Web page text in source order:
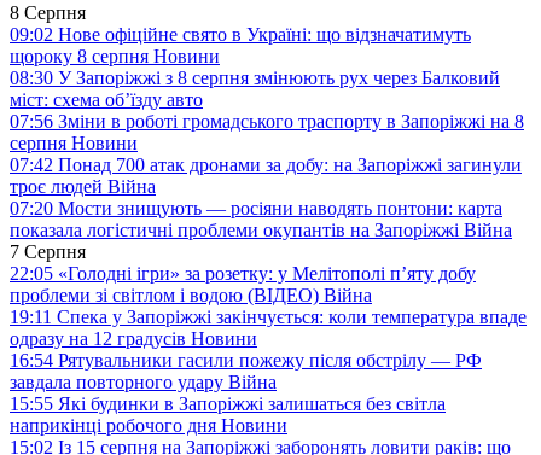
8 Серпня
09:02 Нове офіційне свято в Україні: що відзначатимуть
щороку 8 серпня Новини
08:30 У Запоріжжі з 8 серпня змінюють рух через Балковий
міст: схема об’їзду авто
07:56 Зміни в роботі громадського траспорту в Запоріжжі на 8
серпня Новини
07:42 Понад 700 атак дронами за добу: на Запоріжжі загинули
троє людей Війна
07:20 Мости знищують — росіяни наводять понтони: карта
показала логістичні проблеми окупантів на Запоріжжі Війна
7 Серпня
22:05 «Голодні ігри» за розетку: у Мелітополі п’яту добу
проблеми зі світлом і водою (ВІДЕО) Війна
19:11 Спека у Запоріжжі закінчується: коли температура впаде
одразу на 12 градусів Новини
16:54 Рятувальники гасили пожежу після обстрілу — РФ
завдала повторного удару Війна
15:55 Які будинки в Запоріжжі залишаться без світла
наприкінці робочого дня Новини
15:02 Із 15 серпня на Запоріжжі заборонять ловити раків: що